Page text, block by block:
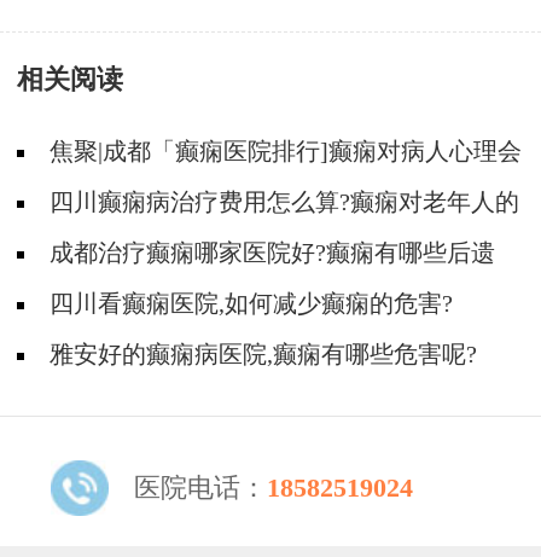
大概是多少?
相关阅读
焦聚|成都「癫痫医院排行]癫痫对病人心理会
有何影响?
四川癫痫病治疗费用怎么算?癫痫对老年人的
危害有哪些?
成都治疗癫痫哪家医院好?癫痫有哪些后遗
症? 四川看癫痫医院,如何减少癫痫的危害?
雅安好的癫痫病医院,癫痫有哪些危害呢?
医院电话： 18582519024